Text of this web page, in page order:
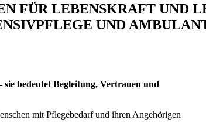
FÜR LEBENSKRAFT UND
UND
sie bedeutet Begleitung, Vertrauen und
mit Pflegebedarf und ihren Angehörigen